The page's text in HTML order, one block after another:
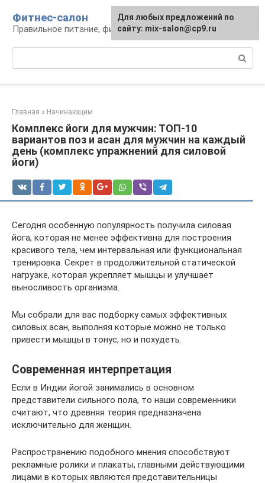
контенту
Фитнес-салон
Правильное питание, фитнес, образ жизни
Главная » Начинающим
Комплекс йоги для мужчин: ТОП-10
вариантов поз и асан для мужчин на каждый
день (комплекс упражнений для силовой
йоги)
Сегодня особенную популярность получила силовая
йога, которая не менее эффективна для построения
красивого тела, чем интервальная или функциональная
тренировка. Секрет в продолжительной статической
нагрузке, которая укрепляет мышцы и улучшает
выносливость организма.
Мы собрали для вас подборку самых эффективных
силовых асан, выполняя которые можно не только
привести мышцы в тонус, но и похудеть.
Современная интерпретация
Если в Индии йогой занимались в основном
представители сильного пола, то наши современники
считают, что древняя теория предназначена
исключительно для женщин.
Распространению подобного мнения способствуют
рекламные ролики и плакаты, главными действующими
лицами в которых являются представительницы
Для любых предложений по
сайту: mix-salon@cp9.ru